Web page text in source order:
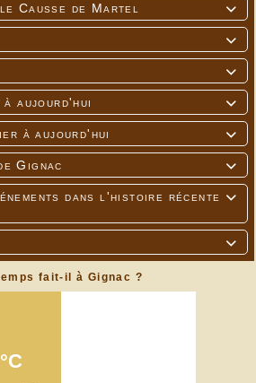

Causse de Martel



aujourd'hui

à aujourd'hui

Gignac

dans l'histoire récente

fait-il à Gignac ?